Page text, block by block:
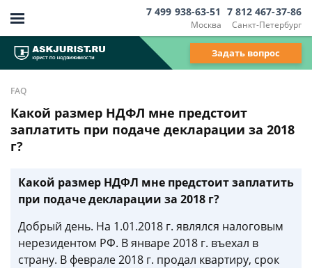
Москва
7 499 938-63-51
Санкт-Петербург
7 812 467-37-86
Задать вопрос
FAQ
Какой размер НДФЛ мне предстоит
заплатить при подаче декларации за 2018
г?
Какой размер НДФЛ мне предстоит заплатить
при подаче декларации за 2018 г?
Добрый день. На 1.01.2018 г. являлся налоговым
нерезидентом РФ. В январе 2018 г. въехал в
страну. В феврале 2018 г. продал квартиру, срок